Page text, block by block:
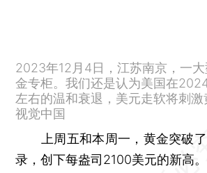
2023年12月4日，江苏南京，一
金专柜。我们还是认为美国在
左右的温和衰退，美元走软将刺激
视觉中国
上周五和本周一，黄金突破
录，创下每盎司2100美元的新高。